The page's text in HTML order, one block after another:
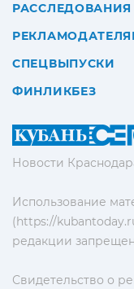
Новости
Использование
(https://
редакции
Свидетельство о
РАССЛЕДОВАНИЯ
СПЕЦВЫПУСКИ
ФИНЛИКБЕЗ